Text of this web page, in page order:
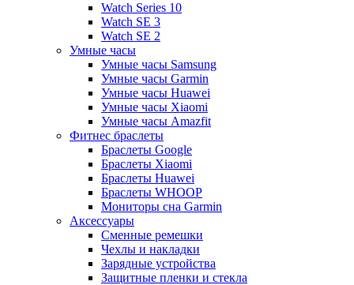
Watch Series 10
Watch SE 3
Watch SE 2
Умные часы
Умные часы Samsung
Умные часы Garmin
Умные часы Huawei
Умные часы Xiaomi
Умные часы Amazfit
Фитнес браслеты
Браслеты Google
Браслеты Xiaomi
Браслеты Huawei
Браслеты WHOOP
Мониторы сна Garmin
Аксессуары
Сменные ремешки
Чехлы и накладки
Зарядные устройства
Защитные пленки и стекла